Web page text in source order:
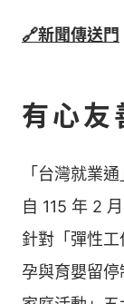
🔗新聞傳送門
有心友
「台灣就業
自 115 年 2
針對「彈性
孕與育嬰留